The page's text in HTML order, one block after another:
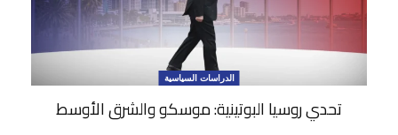
الدراسات السياسية
تحدي روسيا البوتينية: موسكو والشرق الأوسط